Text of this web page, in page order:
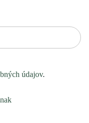
údajov.